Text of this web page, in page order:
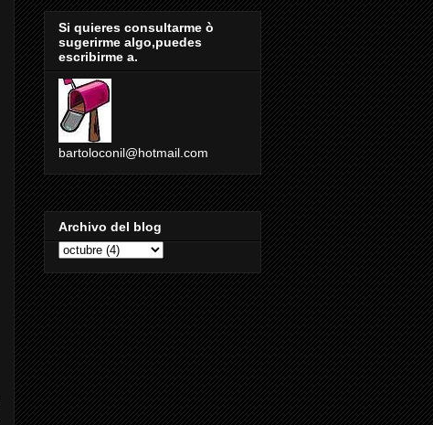
Si quieres consultarme ò
sugerirme algo,puedes
escribirme a.
bartoloconil@hotmail.com
Archivo del blog